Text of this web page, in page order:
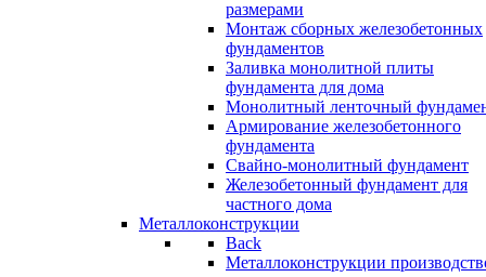
размерами
Монтаж сборных железобетонных
фундаментов
Заливка монолитной плиты
фундамента для дома
Монолитный ленточный
Армирование железобетонного
фундамента
Свайно-монолитный фундамент
Железобетонный фундамент для
частного дома
Металлоконструкции
Back
Металлоконструкции